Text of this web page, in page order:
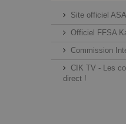
Site officiel
Officiel FFSA
Commission
CIK TV - Les
direct !